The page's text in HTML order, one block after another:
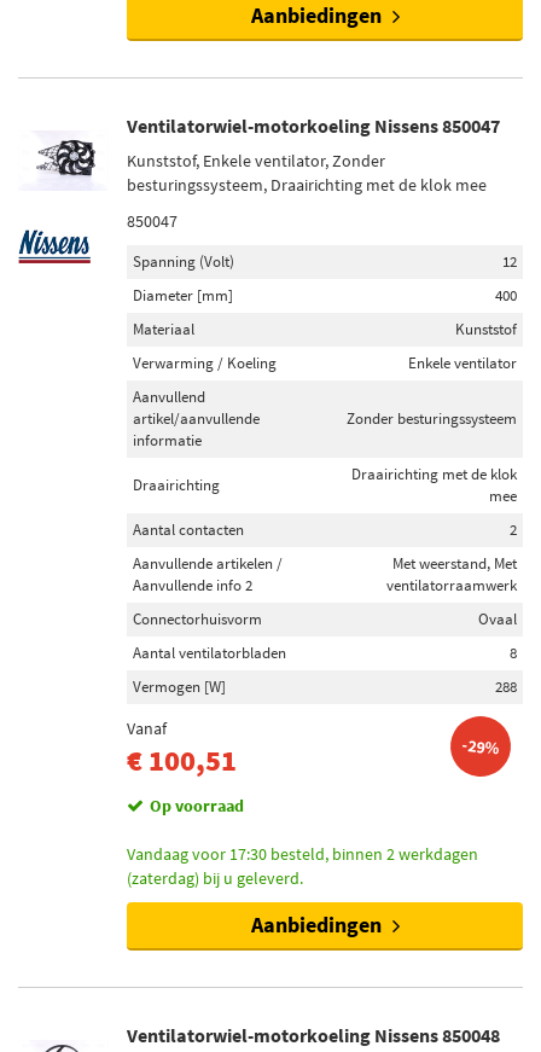
Aanbiedingen
Ventilatorwiel-motorkoeling Nissens 850047
Kunststof, Enkele ventilator, Zonder
besturingssysteem, Draairichting met de klok mee
850047
Spanning (Volt)
12
Diameter [mm]
400
Materiaal
Kunststof
Verwarming / Koeling
Enkele ventilator
Aanvullend
artikel/aanvullende
informatie
Zonder besturingssysteem
Draairichting
Draairichting met de klok
mee
Aantal contacten
2
Aanvullende artikelen /
Aanvullende info 2
Met weerstand, Met
ventilatorraamwerk
Connectorhuisvorm
Ovaal
Aantal ventilatorbladen
8
Vermogen [W]
288
Vanaf
€ 100,51 -29%
Op voorraad
Vandaag voor 17:30 besteld, binnen 2 werkdagen
(zaterdag) bij u geleverd.
Aanbiedingen
Ventilatorwiel-motorkoeling Nissens 850048